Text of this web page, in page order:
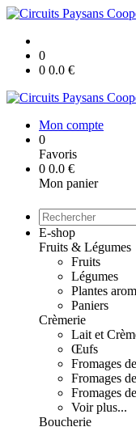
0
0 0.0 €
Mon compte
0
Favoris
0 0.0 €
Mon panier
E-shop
Fruits & Légumes
Fruits
Légumes
Plantes
Paniers
Crèmerie
Lait et
Œufs
Fromages
Fromages
Fromages
Voir plus...
Boucherie